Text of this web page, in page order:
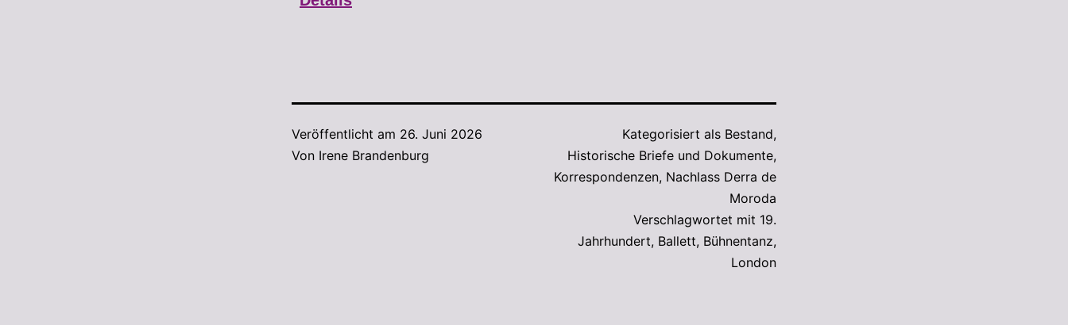
Veröffentlicht am 26. Juni 2026
Von Irene Brandenburg
Kategorisiert als Bestand,
Historische Briefe und Dokumente,
Korrespondenzen, Nachlass Derra de
Moroda
Verschlagwortet mit 19.
Jahrhundert, Ballett, Bühnentanz,
London